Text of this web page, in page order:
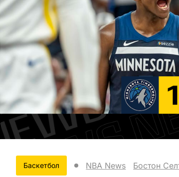
Баскетбол NBA News Бостон